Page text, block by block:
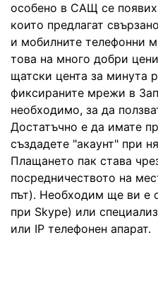
особено в САЩ се
които предлагат
и мобилните телефонни
това на много добри
щатски цента за минута
фиксираните мрежи в
необходимо, за да
Достатъчно е да имате
създадете "акаунт" при
Плащането пак става
посредничеството на
път). Необходим ще ви е
при Skype) или
или IP телефонен апарат.